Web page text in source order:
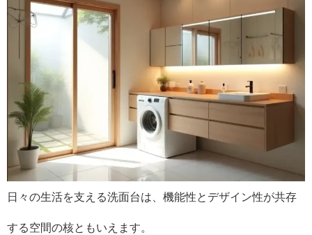
日々の生活を支える洗面台は、機能性とデザイン性が共存
する空間の核ともいえます。